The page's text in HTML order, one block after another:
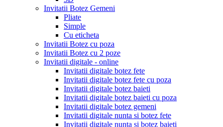
Invitatii Botez Gemeni
Pliate
Simple
Cu eticheta
Invitatii Botez cu poza
Invitatii Botez cu 2 poze
Invitatii digitale - online
Invitatii digitale botez fete
Invitatii digitale botez fete cu poza
Invitatii digitale botez baieti
Invitatii digitale botez baieti cu poza
Invitatii digitale botez gemeni
Invitatii digitale nunta si botez fete
Invitatii digitale nunta si botez baieti